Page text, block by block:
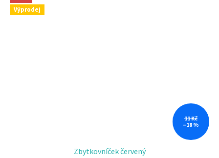
Výprodej
11 Kč
–18 %
Zbytkovníček červený